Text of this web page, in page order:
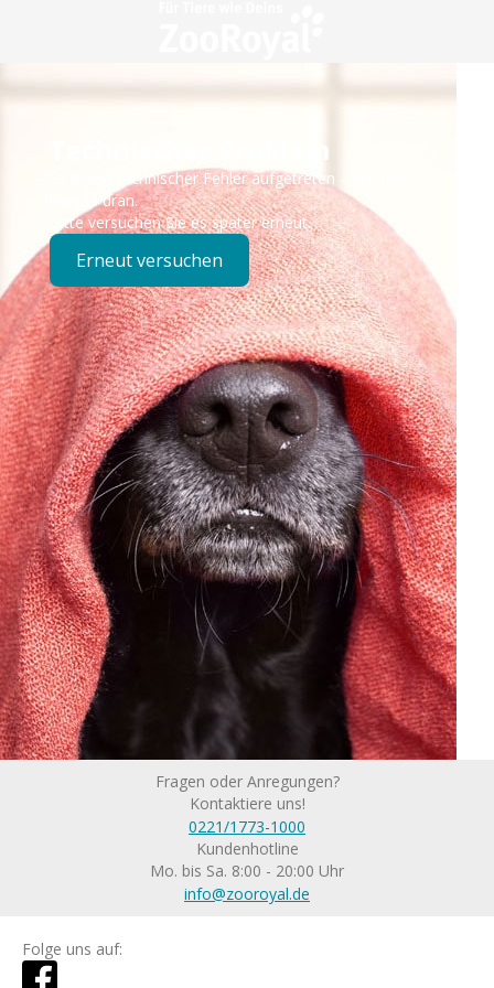
Technisches Problem
Es ist ein technischer Fehler aufgetreten – wir sind
bereits dran.
Bitte versuchen Sie es später erneut.
Erneut versuchen
Fragen oder Anregungen?
Kontaktiere uns!
0221/1773-1000
Kundenhotline
Mo. bis Sa. 8:00 - 20:00 Uhr
info@zooroyal.de
Folge uns auf: